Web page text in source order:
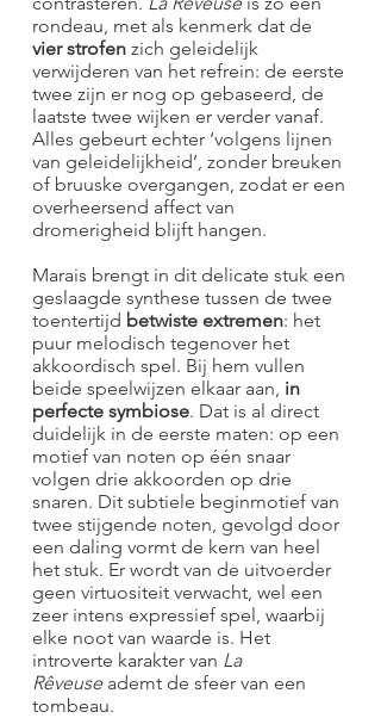
rondeau, met als kenmerk dat de
vier strofen zich geleidelijk
verwijderen van het refrein: de eerste
twee zijn er nog op gebaseerd, de
laatste twee wijken er verder vanaf.
Alles gebeurt echter ‘volgens lijnen
van geleidelijkheid’, zonder breuken
of bruuske overgangen, zodat er een
overheersend affect van
dromerigheid blijft hangen.
Marais brengt in dit delicate stuk een
geslaagde synthese tussen de twee
toentertijd betwiste extremen: het
puur melodisch tegenover het
akkoordisch spel. Bij hem vullen
beide speelwijzen elkaar aan, in
perfecte symbiose. Dat is al direct
duidelijk in de eerste maten: op een
motief van noten op één snaar
volgen drie akkoorden op drie
snaren. Dit subtiele beginmotief van
twee stijgende noten, gevolgd door
een daling vormt de kern van heel
het stuk. Er wordt van de uitvoerder
geen virtuositeit verwacht, wel een
zeer intens expressief spel, waarbij
elke noot van waarde is. Het
introverte karakter van La
Rêveuseademt de sfeer van een
tombeau.